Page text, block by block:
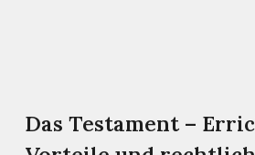
Das Testament –